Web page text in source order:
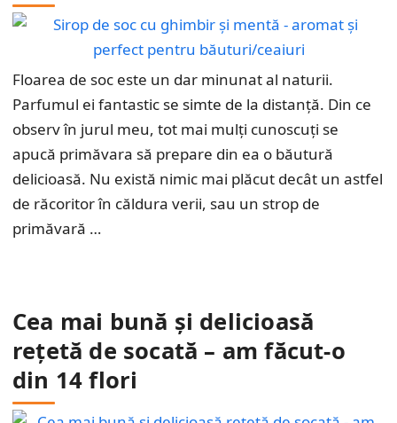
Floarea de soc este un dar minunat al naturii.
Parfumul ei fantastic se simte de la distanță. Din ce
observ în jurul meu, tot mai mulți cunoscuți se
apucă primăvara să prepare din ea o băutură
delicioasă. Nu există nimic mai plăcut decât un astfel
de răcoritor în căldura verii, sau un strop de
primăvară …
Cea mai bună și delicioasă
rețetă de socată – am făcut-o
din 14 flori